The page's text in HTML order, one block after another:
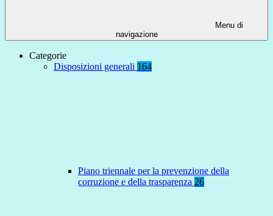
Menu di
navigazione
Categorie
Disposizioni generali 164
Piano triennale per la prevenzione della
corruzione e della trasparenza 26